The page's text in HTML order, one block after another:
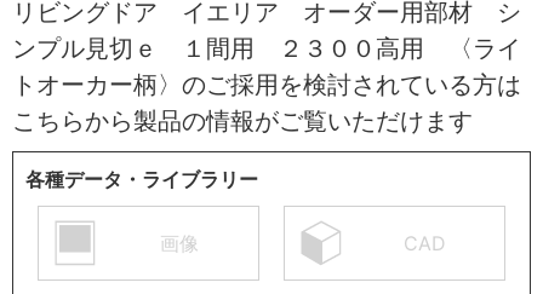
リビングドア イエリア オーダー用部材 シ
ンプル見切ｅ １間用 ２３００高用 〈ライ
トオーカー柄〉のご採用を検討されている方は
こちらから製品の情報がご覧いただけます
各種データ・ライブラリー
画像 CAD